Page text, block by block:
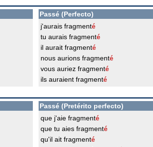
Passé (Perfecto)
j'aurais fragmenté
tu aurais fragmenté
il aurait fragmenté
nous aurions fragmenté
vous auriez fragmenté
ils auraient fragmenté
Passé (Pretérito perfecto)
que j'aie fragmenté
que tu aies fragmenté
qu'il ait fragmenté